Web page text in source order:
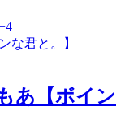
あ【ボイン